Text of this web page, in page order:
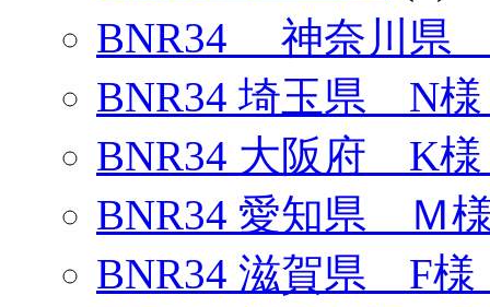
BNR34 神奈川県
BNR34 埼玉県 N
BNR34 大阪府 K
BNR34 愛知県 Ｍ
BNR34 滋賀県 F